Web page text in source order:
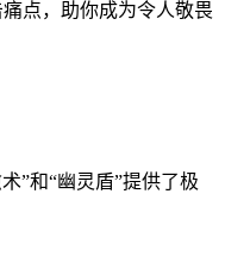
点，助你成为令人敬畏
”和“幽灵盾”提供了极